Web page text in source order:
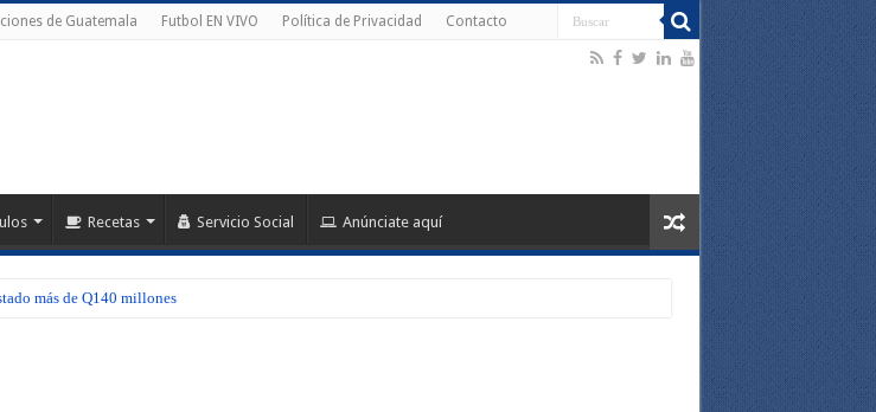
de Guatemala Futbol EN VIVO Política de Privacidad Contacto
Recetas Servicio Social Anúnciate aquí
más de Q140 millones